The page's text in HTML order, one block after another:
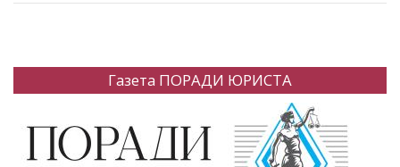
Газета ПОРАДИ ЮРИСТА